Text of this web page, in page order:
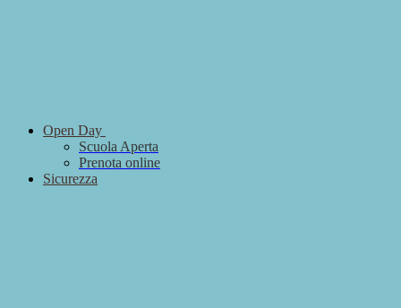
Open Day
Scuola Aperta
Prenota online
Sicurezza